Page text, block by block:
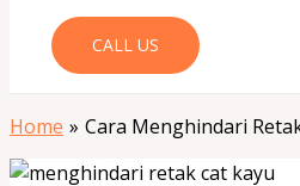
CALL US
Home Cara Menghindari